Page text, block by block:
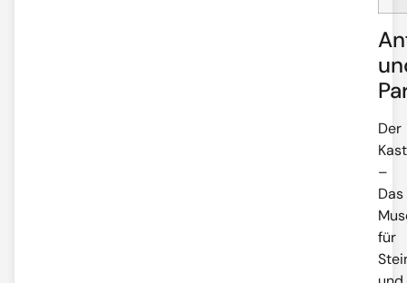
Der
–
Das
für